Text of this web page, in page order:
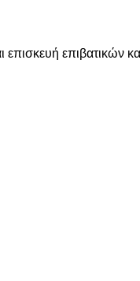
επιβατικών